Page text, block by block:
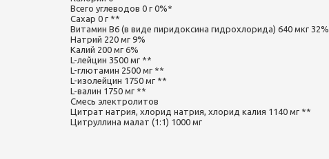
Всего углеводов 0 г 0%*
Сахар 0 г **
Витамин В6 (в виде пиридоксина гидрохлорида) 640 мкг 32%
Натрий 220 мг 9%
Калий 200 мг 6%
L-лейцин 3500 мг **
L-глютамин 2500 мг **
L-изолейцин 1750 мг **
L-валин 1750 мг **
Смесь электролитов
Цитрат натрия, хлорид натрия, хлорид калия 1140 мг **
Цитруллина малат (1:1) 1000 мг